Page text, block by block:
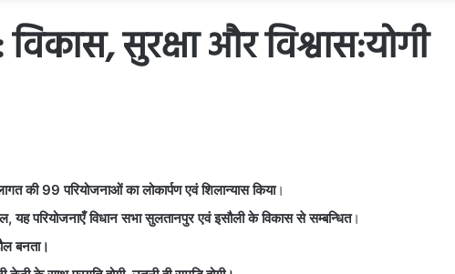
सुरक्षा और विश्वास:योगी
99 परियोजनाओं का लोकार्पण एवं शिलान्यास किया।
परियोजनाएँ विधान सभा सुलतानपुर एवं इसौली के विकास से सम्बन्धित।
बनता।